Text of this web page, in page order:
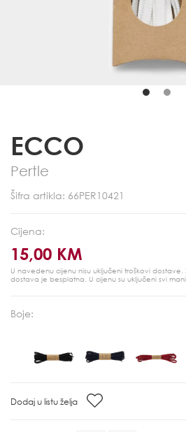
ECCO
Pertle
Šifra artikla: 66PER10421
Cijena:
15,00 KM
U navedenu cijenu nisu uključeni troškovi dostave.
dostava je besplatna. U cijenu su uključeni svi
Boje:
Dodaj u listu želja